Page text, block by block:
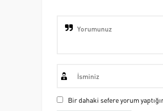
Bir dahaki sefere yorum